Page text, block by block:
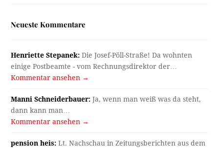
Neueste Kommentare
Henriette Stepanek: Die Josef-Pöll-Straße! Da wohnten
einige Postbeamte - vom Rechnungsdirektor der…
Kommentar ansehen →
Manni Schneiderbauer: Ja, wenn man weiß was da steht,
dann kann man…
Kommentar ansehen →
pension heis: Lt. Nachschau in Zeitungsberichten aus dem